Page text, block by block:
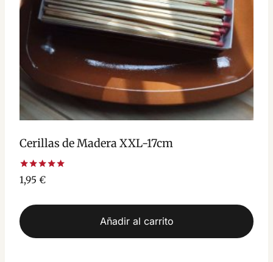
Cerillas de Madera XXL-17cm
Valorado
con
de 5
1,95 €
Añadir al carrito